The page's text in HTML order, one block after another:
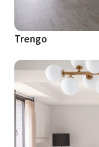
Trengo